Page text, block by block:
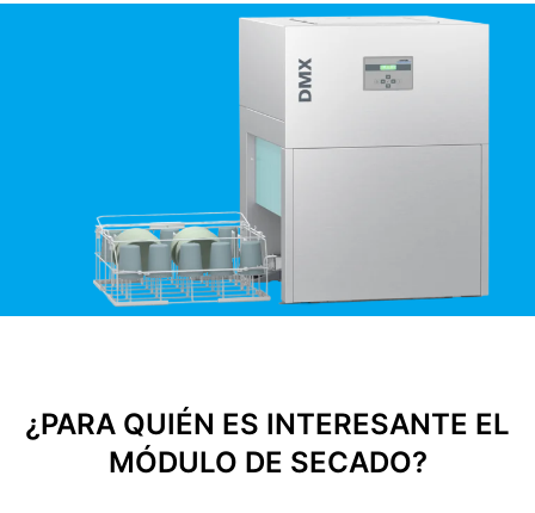
¿PARA QUIÉN ES INTERESANTE EL
MÓDULO DE SECADO?